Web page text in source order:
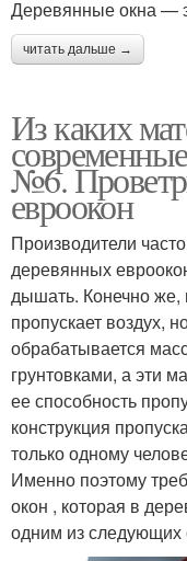
Деревянные окна —
читать дальше →
Из каких
№6.
евроокон
Производители
деревянных
дышать. Конечно же,
пропускает воздух,
обрабатывается
грунтовками, а эти
ее способность
конструкция
только одному
Именно поэтому
окон , которая в
одним из следующих